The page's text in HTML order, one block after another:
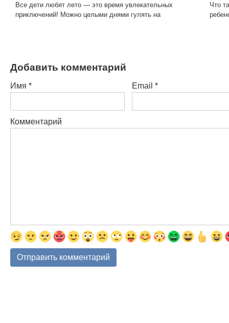
Все дети любят лето — это время увлекательных
приключений! Можно целыми днями гулять на
Что
Добавить комментарий
Имя * Email *
Комментарий